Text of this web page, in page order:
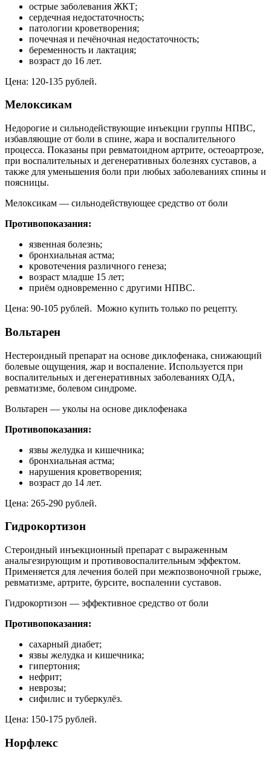
острые заболевания ЖКТ;
сердечная недостаточность;
патологии кроветворения;
почечная и печёночная недостаточность;
беременность и лактация;
возраст до 16 лет.
Цена: 120-135 рублей.
Мелоксикам
Недорогие и сильнодействующие инъекции группы НПВС,
избавляющие от боли в спине, жара и воспалительного
процесса. Показаны при ревматоидном артрите, остеоартрозе,
при воспалительных и дегенеративных болезнях суставов, а
также для уменьшения боли при любых заболеваниях спины и
поясницы.
Мелоксикам — сильнодействующее средство от боли
Противопоказания:
язвенная болезнь;
бронхиальная астма;
кровотечения различного генеза;
возраст младше 15 лет;
приём одновременно с другими НПВС.
Цена: 90-105 рублей. Можно купить только по рецепту.
Вольтарен
Нестероидный препарат на основе диклофенака, снижающий
болевые ощущения, жар и воспаление. Используется при
воспалительных и дегенеративных заболеваниях ОДА,
ревматизме, болевом синдроме.
Вольтарен — уколы на основе диклофенака
Противопоказания:
язвы желудка и кишечника;
бронхиальная астма;
нарушения кроветворения;
возраст до 14 лет.
Цена: 265-290 рублей.
Гидрокортизон
Стероидный инъекционный препарат с выраженным
анальгезирующим и противовоспалительным эффектом.
Применяется для лечения болей при межпозвоночной грыже,
ревматизме, артрите, бурсите, воспалении суставов.
Гидрокортизон — эффективное средство от боли
Противопоказания:
сахарный диабет;
язвы желудка и кишечника;
гипертония;
нефрит;
неврозы;
сифилис и туберкулёз.
Цена: 150-175 рублей.
Норфлекс